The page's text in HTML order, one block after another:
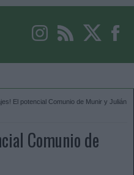
El potencial Comunio de Munir y Julián
Comunio de